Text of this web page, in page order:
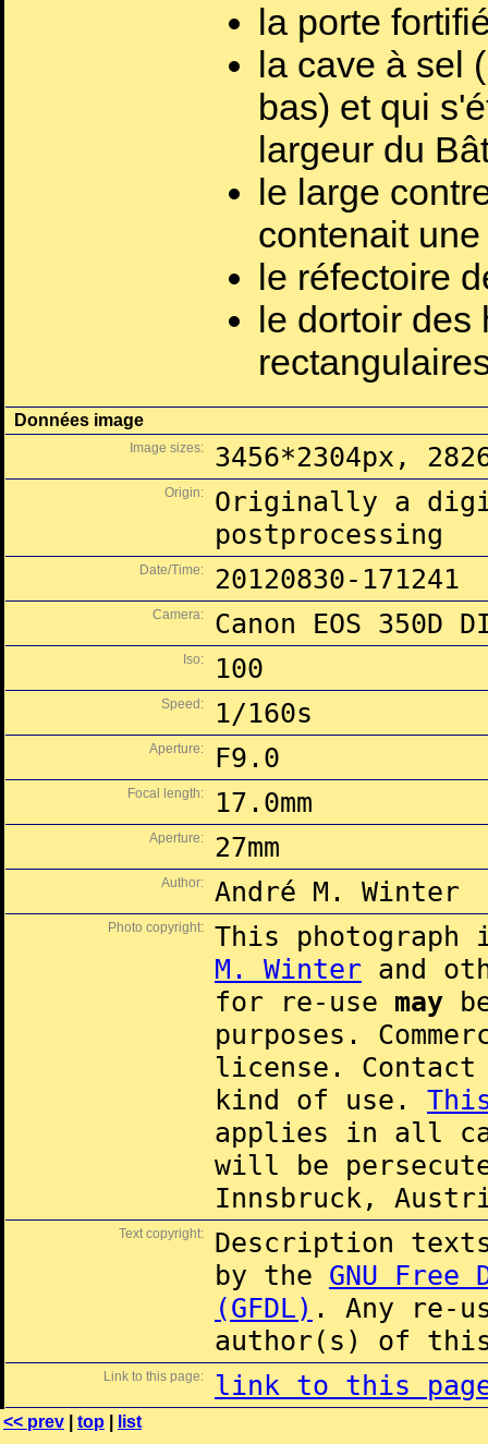
la porte
la cave à sel
bas) et qui
largeur du
le large
contenait
le réfectoire
le dortoir des
Données image
Image sizes: 3456*2304px,
Origin:
Originally a
postprocessing
Date/Time: 20120830-171241
Camera: Canon EOS 350D
Iso: 100
Speed: 1/160s
Aperture: F9.0
Focal length: 17.0mm
Aperture: 27mm
Author: André M. Winter
Photo copyright:
This
M. Winter and
for re-use may
purposes.
license.
kind of use.
applies in all
will be
Innsbruck,
Text copyright:
Description
by the GNU Free
(GFDL) . Any re-
author(s) of this
Link to this page: link to this
<< prev top list